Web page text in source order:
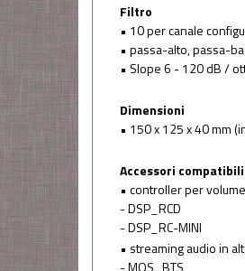
Filtro
• 10 per canale
• passa-alto, passa-
• Slope 6 - 120 dB /
Dimensioni
• 150 x 125 x 40 mm
Accessori
• controller per
- DSP_RCD
- DSP_RC-MINI
• streaming audio in
- MOS_BTS